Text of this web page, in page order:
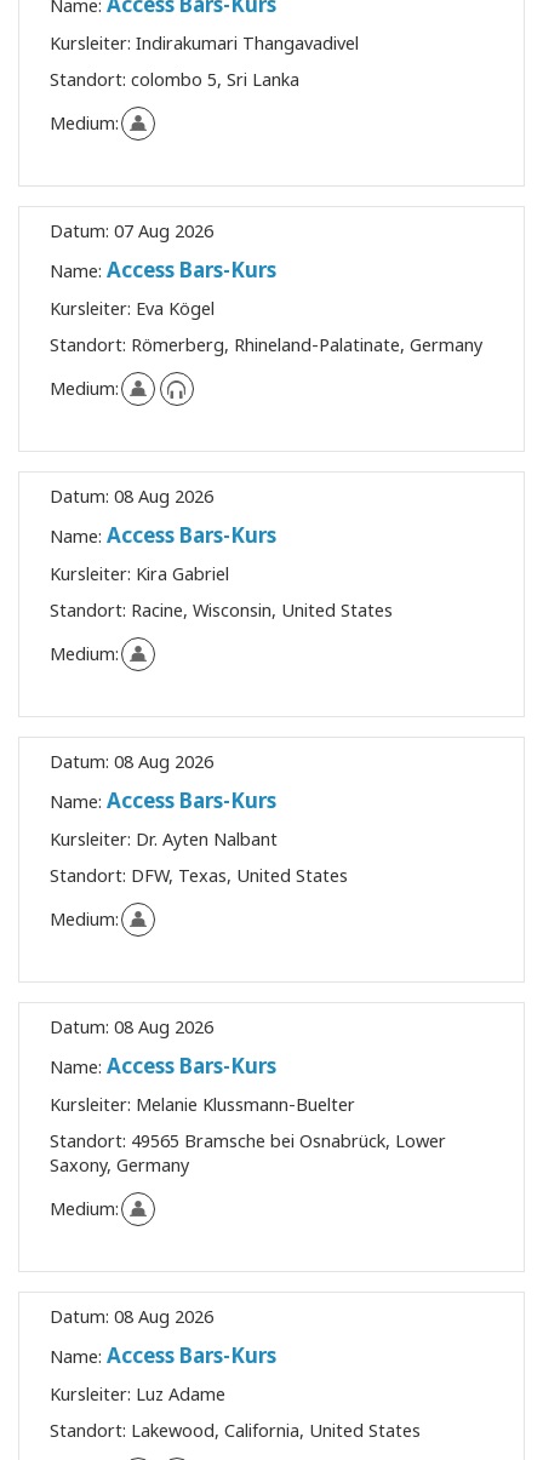
Name:
Kursleiter: Indirakumari Thangavadivel
Standort: colombo 5, Sri Lanka
Medium:
Datum: 07 Aug 2026
Name: Access Bars-Kurs
Kursleiter: Eva Kögel
Standort: Römerberg, Rhineland-Palatinate, Germany
Medium:
Datum: 08 Aug 2026
Name: Access Bars-Kurs
Kursleiter: Kira Gabriel
Standort: Racine, Wisconsin, United States
Medium:
Datum: 08 Aug 2026
Name: Access Bars-Kurs
Kursleiter: Dr. Ayten Nalbant
Standort: DFW, Texas, United States
Medium:
Datum: 08 Aug 2026
Name: Access Bars-Kurs
Kursleiter: Melanie Klussmann-Buelter
Standort: 49565 Bramsche bei Osnabrück, Lower
Saxony, Germany
Medium:
Datum: 08 Aug 2026
Name: Access Bars-Kurs
Kursleiter: Luz Adame
Standort: Lakewood, California, United States